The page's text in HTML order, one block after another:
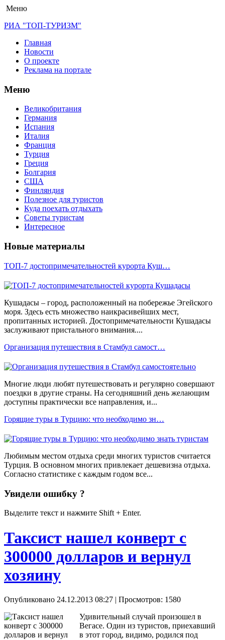
Меню
РИА "ТОП-ТУРИЗМ"
Главная
Новости
О проекте
Реклама на портале
Меню
Великобритания
Германия
Испания
Италия
Франция
Турция
Греция
Болгария
США
Финляндия
Полезное для туристов
Куда поехать отдыхать
Советы туристам
Интересное
Новые материалы
ТОП-7 достопримечательностей курорта Куш…
Кушадасы – город, расположенный на побережье Эгейского
моря. Здесь есть множество наикрасивейших мест,
пропитанных историей. Достопримечательности Кушадасы
заслуживают пристального внимания....
Организация путешествия в Стамбул самост…
Многие люди любят путешествовать и регулярно совершают
поездки в другие страны. На сегодняшний день желающим
доступны практически все направления, и...
Горящие туры в Турцию: что необходимо зн…
Любимым местом отдыха среди многих туристов считается
Турция. В основном многих привлекает дешевизна отдыха.
Согласно статистике с каждым годом все...
Увидели ошибку ?
Выделите текст и нажмите Shift + Enter.
Таксист нашел конверт с
300000 долларов и вернул
хозяину
Опубликовано 24.12.2013 08:27 | Просмотров: 1580
Удивительный случай произошел в
Вегасе. Один из туристов, приехавший
в этот город, видимо, родился под